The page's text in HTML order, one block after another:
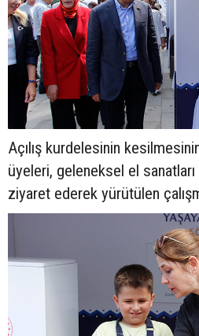
Açılış kurdelesinin
üyeleri, geleneksel el sanatları
ziyaret ederek yürütülen